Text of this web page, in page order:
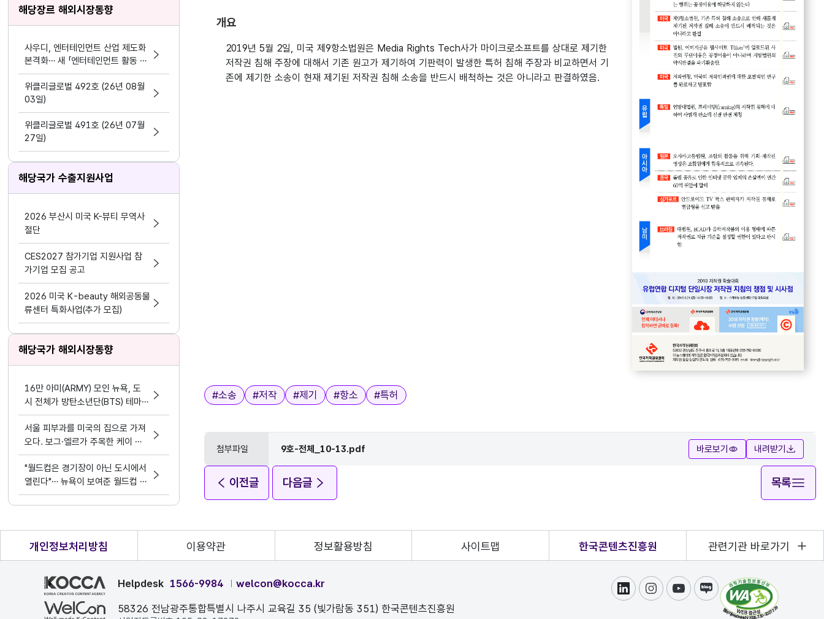
해당장르 해외시장동향
사우디, 엔터테인먼트 산업 제도화
본격화… 새 「엔터테인먼트 활동 및
지원 활동법」 제정
위클리글로벌 492호 (26년 08월
03일)
위클리글로벌 491호 (26년 07월
27일)
해당국가 수출지원사업
2026 부산시 미국 K-뷰티 무역사
절단
CES2027 참가기업 지원사업 참
가기업 모집 공고
2026 미국 K-beauty 해외공동물
류센터 특화사업(추가 모집)
해당국가 해외시장동향
16만 아미(ARMY) 모인 뉴욕, 도
시 전체가 방탄소년단(BTS) 테마
파크가 됐다.
서울 피부과를 미국의 집으로 가져
오다. 보그·엘르가 주목한 케이 뷰
티 디바이스 혁명
"월드컵은 경기장이 아닌 도시에서
열린다"… 뉴욕이 보여준 월드컵 문
화정책
개요
2019년 5월 2일, 미국 제9항소법원은 Media Rights Tech사가 마이크로소프트를 상대로 제기한
저작권 침해 주장에 대해서 기존 원고가 제기하여 기판력이 발생한 특허 침해 주장과 비교하면서 기
존에 제기한 소송이 현재 제기된 저작권 침해 소송을 반드시 배척하는 것은 아니라고 판결하였음.
태그
#소송 #저작 #제기 #항소 #특허
첨부파일 9호-전체_10-13.pdf 바로보기 내려받기
이전글 다음글 목록
개인정보처리방침 이용약관 정보활용방침 사이트맵 한국콘텐츠진흥원 관련기관 바로가기
Helpdesk 1566-9984 welcon@kocca.kr
58326 전남광주통합특별시 나주시 교육길 35 (빛가람동 351) 한국콘텐츠진흥원
링크드인인스타그램
유튜브블로그